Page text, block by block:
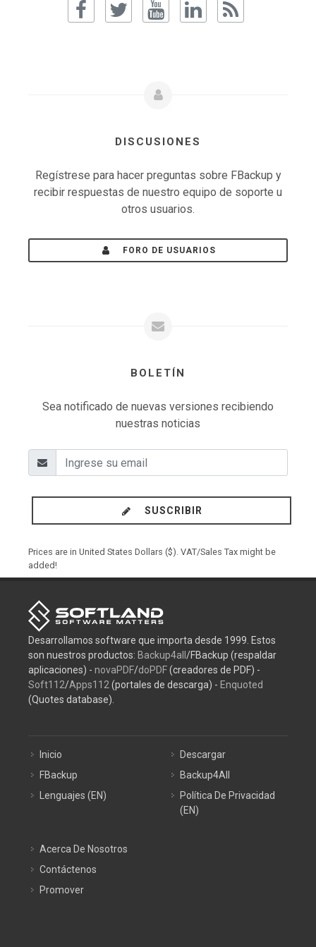
DISCUSIONES
Regístrese para hacer preguntas sobre FBackup y
recibir respuestas de nuestro equipo de soporte u
otros usuarios.
FORO DE USUARIOS
BOLETÍN
Sea notificado de nuevas versiones recibiendo
nuestras noticias
SUSCRIBIR
Prices are in United States Dollars ($). VAT/Sales Tax might be
added!
Desarrollamos software que importa desde 1999. Estos
son nuestros productos: Backup4all /FBackup (respaldar
aplicaciones) - novaPDF/doPDF(creadores de PDF) -
Soft112/Apps112 (portales de descarga) - Enquoted
(Quotes database).
Inicio
FBackup
Lenguajes (EN)
Descargar
Backup4All
Política De Privacidad
(EN)
Acerca De Nosotros
Contáctenos
Promover